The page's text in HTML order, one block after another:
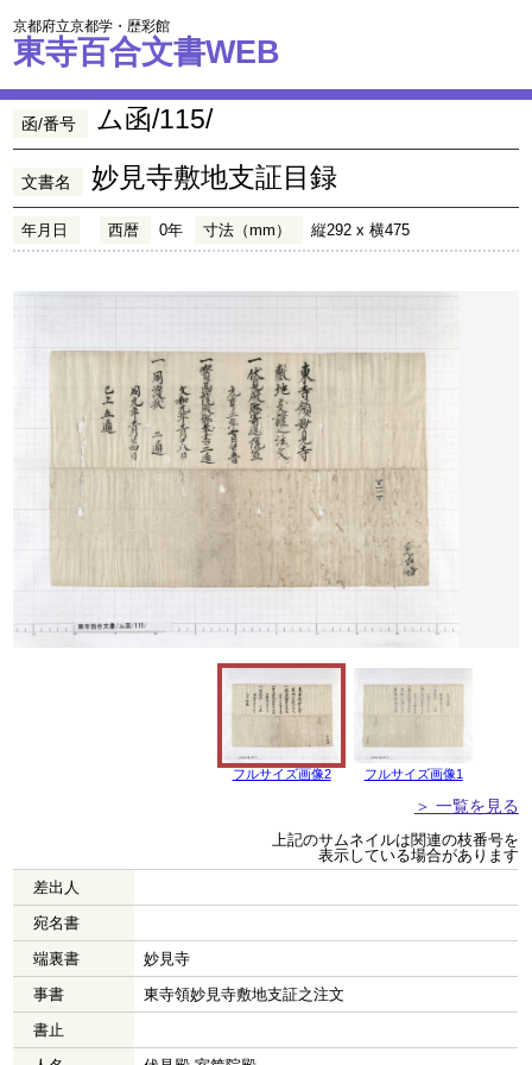
京都府立京都学・歴彩館
東寺百合文書WEB
函/番号 ム函/115/
文書名 妙見寺敷地支証目録
年月日 西暦 0年 寸法（mm） 縦292 x 横475
フルサイズ画像2 フルサイズ画像1
＞ 一覧を見る
上記のサムネイルは関連の枝番号を
表示している場合があります
差出人
宛名書
端裏書
妙見寺
事書
東寺領妙見寺敷地支証之注文
書止